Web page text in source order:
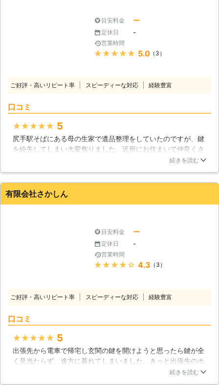
目安料金 ー
定休日 -
営業時間
★★★★★ 5.0（3）
ご好評・高いリピート率 スピーディーな対応 経験豊富
口コミ
★★★★★ 5
尻手駅そばにある母の生家で遺品整理をしていたのですが、鍵
を紛失してしまい大変焦りました。近所にお住まいで仲良くさ
せていただいている方から今井金物店さんのことをお聞きし早
た。ありがとうございました。
山口県 岩国市 2016年11月29日
続きを読む
有限会社さかしん
目安料金 ー
定休日 -
営業時間
★★★★★ 4.3 （3）
ご好評・高いリピート率 スピーディーな対応 経験豊富
口コミ
★★★★★ 5
出張先から電車で帰宅し玄関の鍵を開けようと思ったら鍵が全
く見当たらず、途方に暮れてしまいました。きっと出張先のホ
テルか飲み屋かどこかに置いてきてしまったのかと思います
続きを読む